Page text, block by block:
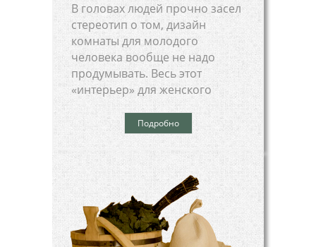
В головах людей прочно засел
стереотип о том, дизайн
комнаты для молодого
человека вообще не надо
продумывать. Весь этот
«интерьер» для женского
Подробно